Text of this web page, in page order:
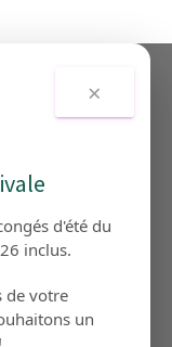
×
d'été du
inclus.
de votre
un